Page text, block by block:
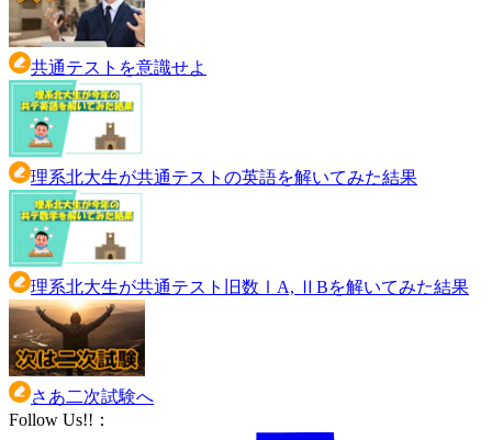
共通テストを意識せよ
理系北大生が共通テストの英語を解いてみた結果
理系北大生が共通テスト旧数ⅠA, ⅡBを解いてみた結果
さあ二次試験へ
Follow Us!! ：